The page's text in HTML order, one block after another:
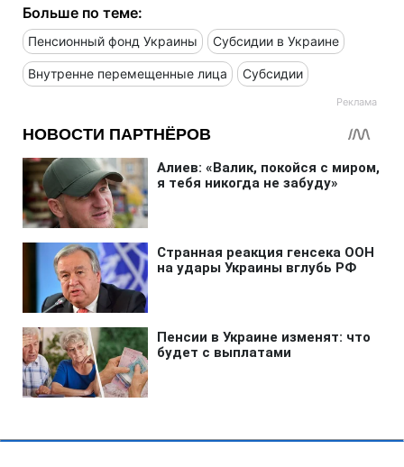
Больше по теме:
Пенсионный фонд Украины Субсидии в Украине
Внутренне перемещенные лица Субсидии